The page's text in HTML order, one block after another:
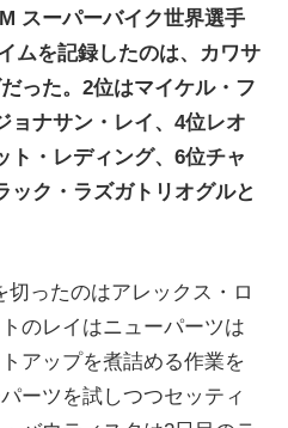
ク
ニ
ュ
ー
ス
スーパーバイク世界選手
ムを記録したのは、カワサ
った。2位はマイケル・フ
ョナサン・レイ、4位レオ
ト・レディング、6位チャ
ック・ラズガトリオグルと
切ったのはアレックス・ロ
のレイはニューパーツは
アップを煮詰める作業を
ーツを試しつつセッティ